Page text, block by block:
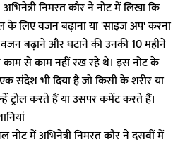
निमरत कौर ने नोट में लिखा कि
के लिए वजन बढ़ाना या 'साइज अप' करना
वजन बढ़ाने और घटाने की उनकी 10 महीने
से काम नहीं रख रहे थे। इस नोट के
संदेश भी दिया है जो किसी के शरीर या
ट्रोल करते हैं या उसपर कमेंट करते हैं।
नोट में अभिनेत्री निमरत कौर ने दसवीं में